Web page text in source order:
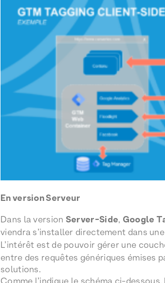
En version Serveur
Dans la version Server-Side, Google
viendra s’installer directement dans
L’intérêt est de pouvoir gérer une
entre des requêtes génériques émises
solutions.
Comme l’indique le schéma ci-